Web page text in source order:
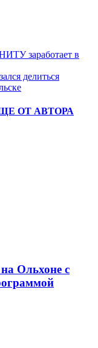
заработает в
делиться
ОТ АВТОРА
Ольхоне с